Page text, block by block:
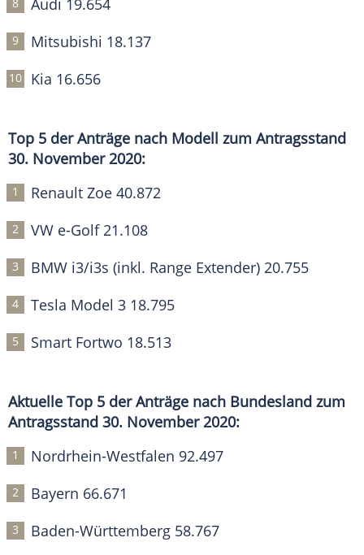
Audi 19.654
Mitsubishi 18.137
Kia 16.656
Top 5 der Anträge nach Modell zum Antragsstand
30. November 2020:
Renault Zoe 40.872
VW e-Golf 21.108
BMW i3/i3s (inkl. Range Extender) 20.755
Tesla Model 3 18.795
Smart Fortwo 18.513
Aktuelle Top 5 der Anträge nach Bundesland zum
Antragsstand 30. November 2020:
Nordrhein-Westfalen 92.497
Bayern 66.671
Baden-Württemberg 58.767